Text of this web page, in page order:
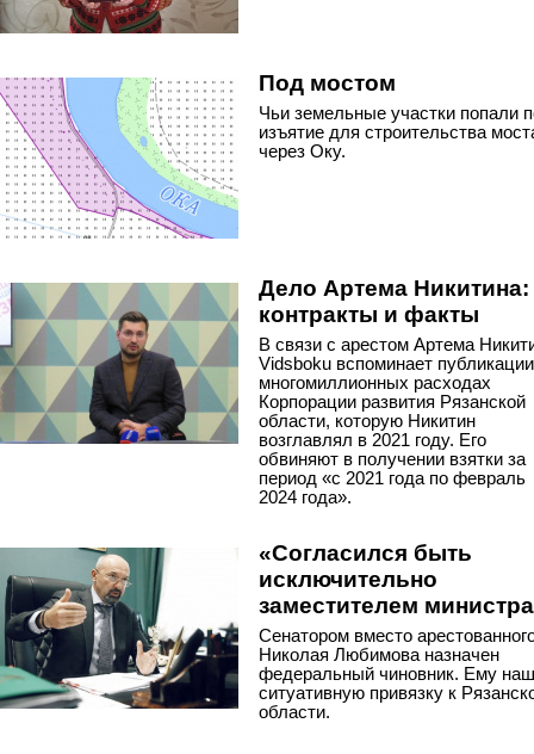
Под мостом
Чьи земельные участки попали
изъятие для строительства
через Оку.
Дело Артема Никитина:
контракты и факты
В связи с арестом Артема
Vidsboku вспоминает
многомиллионных расходах
Корпорации развития Рязанской
области, которую Никитин
возглавлял в 2021 году. Его
обвиняют в получении взятки за
период «с 2021 года по февраль
2024 года».
«Согласился быть
исключительно
заместителем
Сенатором вместо
Николая Любимова назначен
федеральный чиновник. Ему
ситуативную привязку к
области.